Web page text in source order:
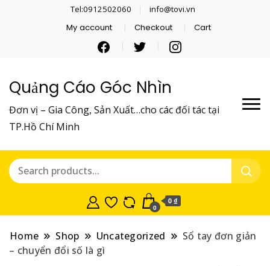
Tel:0912502060 info@tovi.vn
My account Checkout Cart
Quảng Cáo Góc Nhìn
Đơn vị – Gia Công, Sản Xuất…cho các đối tác tại
TP.Hồ Chí Minh
0
0 ₫
Home Shop Uncategorized
Sổ tay đơn giản
– chuyển đổi số là gì